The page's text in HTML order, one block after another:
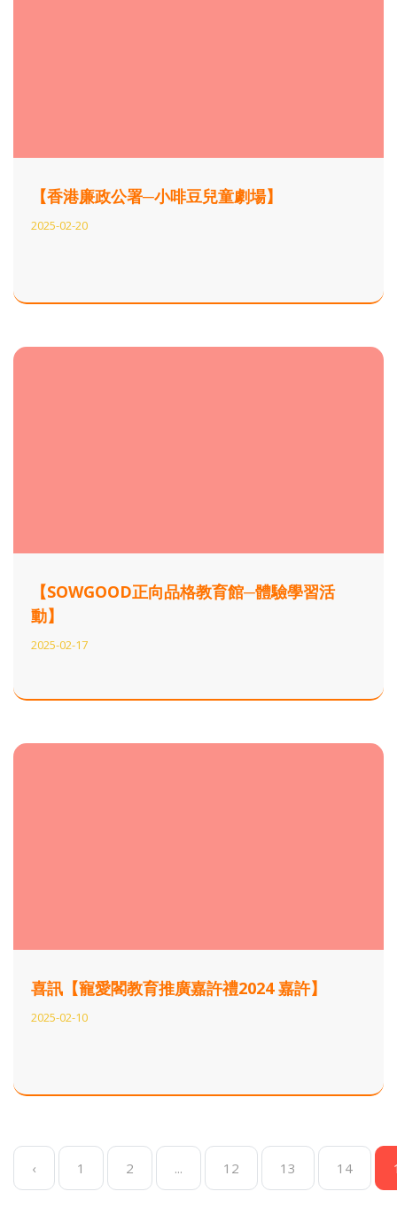
【香港廉政公署─小啡豆兒童劇場】
2025-02-20
【SOWGOOD正向品格教育館─體驗學習活
動】
2025-02-17
喜訊【寵愛閣教育推廣嘉許禮2024 嘉許】
2025-02-10
‹ 1 2 ... 12 13 14